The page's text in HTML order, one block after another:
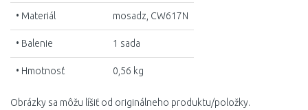
• Materiál mosadz, CW617N
• Balenie 1 sada
• Hmotnosť 0,56 kg
Obrázky sa môžu líšiť od originálneho produktu/položky.